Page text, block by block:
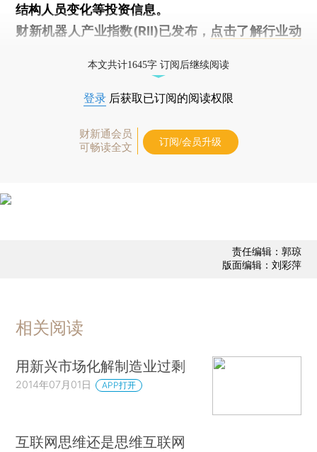
结构人员变化等投资信息。
财新机器人产业指数(RII)已发布， 点击了解行业动
本文共计1645字 订阅后继续阅读
登录 后获取已订阅的阅读权限
财新通会员
可畅读全文
订阅/会员升级
责任编辑：郭琼
版面编辑：刘彩萍
相关阅读
用新兴市场化解制造业过剩
2014年07月01日 APP打开
互联网思维还是思维互联网